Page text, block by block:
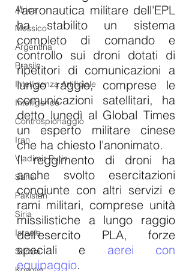
Africa
Messico
Argentina
Brasile
Intelligenza Artificiale
Intelligence
Controspionaggio
Iran
Vladimir Putin
Sahel
Pakistan
Siria
Israele
Serbia
l'aeronautica militare dell'EPL
ha stabilito un sistema
completo di comando e
controllo sui droni dotati di
ripetitori di comunicazioni a
lungo raggio, comprese le
comunicazioni satellitari, ha
detto lunedì al Global Times
un esperto militare cinese
che ha chiesto l'anonimato.
Il reggimento di droni ha
anche svolto esercitazioni
congiunte con altri servizi e
rami militari, comprese unità
missilistiche a lungo raggio
dell'esercito PLA, forze
speciali e aerei con
equipaggio.